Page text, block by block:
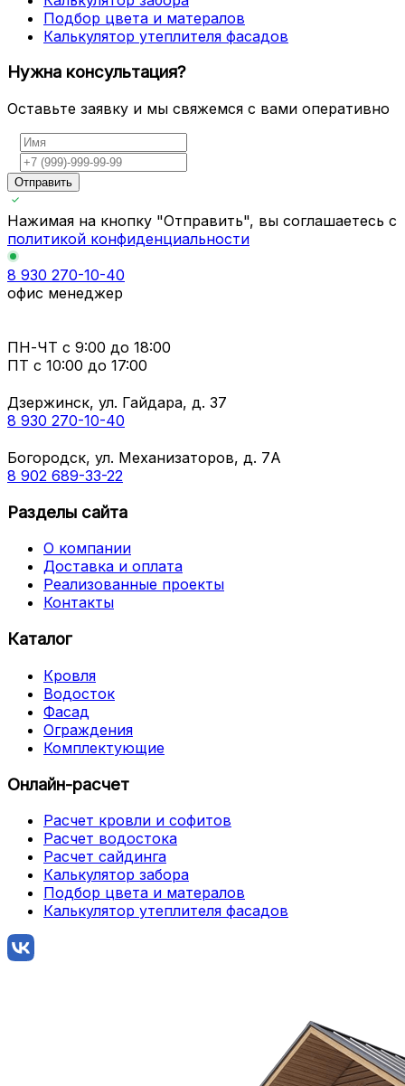
Подбор цвета и матералов
Калькулятор утеплителя фасадов
Нужна консультация?
Оставьте заявку и мы свяжемся с вами оперативно
Отправить
Нажимая на кнопку "Отправить", вы соглашаетесь с
политикой конфиденциальности
8 930 270-10-40
офис менеджер
ПН-ЧТ с 9:00 до 18:00
ПТ с 10:00 до 17:00
Дзержинск, ул. Гайдара, д. 37
8 930 270-10-40
Богородск, ул. Механизаторов, д. 7А
8 902 689-33-22
Разделы сайта
О компании
Доставка и оплата
Реализованные проекты
Контакты
Каталог
Кровля
Водосток
Фасад
Ограждения
Комплектующие
Онлайн-расчет
Расчет кровли и софитов
Расчет водостока
Расчет сайдинга
Калькулятор забора
Подбор цвета и матералов
Калькулятор утеплителя фасадов